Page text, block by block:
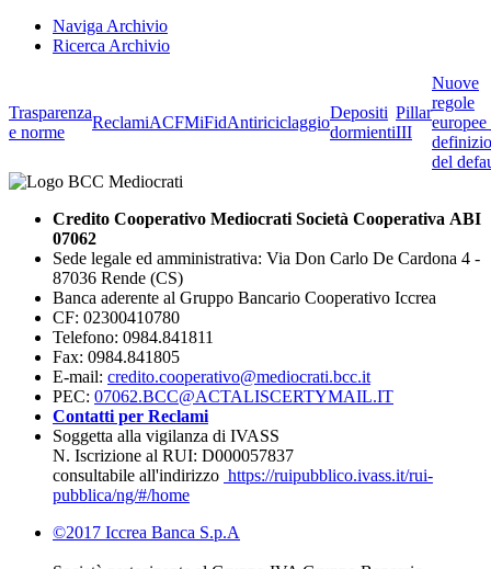
Naviga Archivio
Ricerca Archivio
Trasparenza
e norme
ReclamiACFMiFidAntiriciclaggio
Depositi
dormienti
Pillar
III
Nuove
regole
del
Credito Cooperativo Mediocrati Società Cooperativa ABI
07062
Sede legale ed amministrativa: Via Don Carlo De Cardona 4 -
87036 Rende (CS)
Banca aderente al Gruppo Bancario Cooperativo Iccrea
CF: 02300410780
Telefono: 0984.841811
Fax: 0984.841805
E-mail: credito.cooperativo@mediocrati.bcc.it
PEC: 07062.BCC@ACTALISCERTYMAIL.IT
Contatti per Reclami
Soggetta alla vigilanza di IVASS
N. Iscrizione al RUI: D000057837
consultabile all'indirizzo https://ruipubblico.ivass.it/rui-
pubblica/ng/#/home
©2017 Iccrea Banca S.p.A